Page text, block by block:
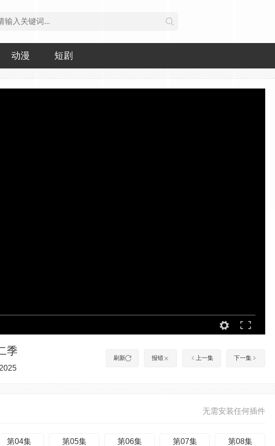
动漫 短剧
刷新 报错 上一集 下一集
季
2025
无需安装任何插件
第04集 第05集 第06集 第07集 第08集